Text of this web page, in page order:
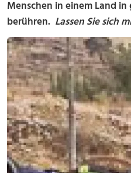
Menschen in einem Land
berühren. Lassen Sie sich